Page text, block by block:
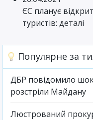
ЄС планує
туристів: деталі
Популярне за
ДБР повідомило
розстріли Майдану
Люстрований